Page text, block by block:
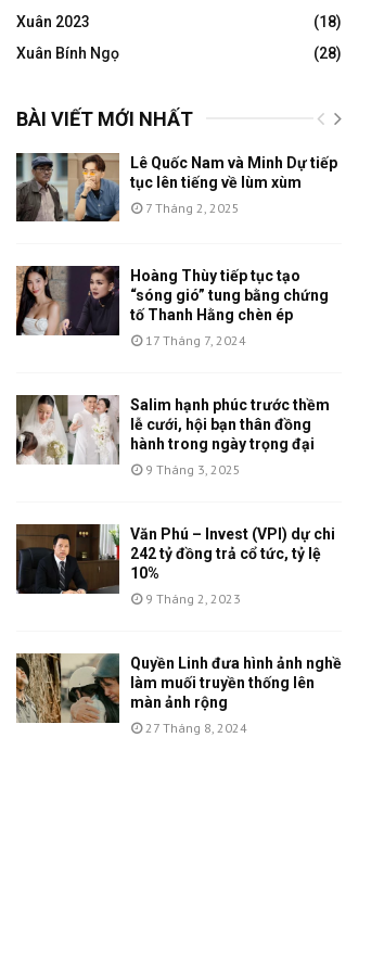
Xuân 2023
(18)
Xuân Bính Ngọ
(28)
BÀI VIẾT MỚI NHẤT
Lê Quốc Nam và Minh Dự tiếp
tục lên tiếng về lùm xùm
7 Tháng 2, 2025
Hoàng Thùy tiếp tục tạo
“sóng gió” tung bằng chứng
tố Thanh Hằng chèn ép
17 Tháng 7, 2024
Salim hạnh phúc trước thềm
lễ cưới, hội bạn thân đồng
hành trong ngày trọng đại
9 Tháng 3, 2025
Văn Phú – Invest (VPI) dự chi
242 tỷ đồng trả cổ tức, tỷ lệ
10%
9 Tháng 2, 2023
Quyền Linh đưa hình ảnh nghề
làm muối truyền thống lên
màn ảnh rộng
27 Tháng 8, 2024